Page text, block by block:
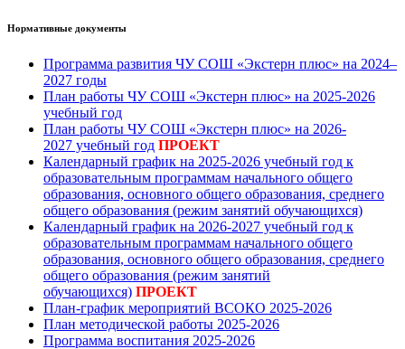
Нормативные документы
Программа развития ЧУ СОШ «Экстерн плюс» на 2024–
2027 годы
План работы ЧУ СОШ «Экстерн плюс» на 2025-2026
учебный год
План работы ЧУ СОШ «Экстерн плюс» на 2026-
2027 учебный год ПРОЕКТ
Календарный график на 2025-2026 учебный год к
образовательным программам начального общего
образования, основного общего образования, среднего
общего образования (режим занятий обучающихся)
Календарный график на 2026-2027 учебный год к
образовательным программам начального общего
образования, основного общего образования, среднего
общего образования (режим занятий
обучающихся) ПРОЕКТ
План-график мероприятий ВСОКО 2025-2026
План методической работы 2025-2026
Программа воспитания 2025-2026